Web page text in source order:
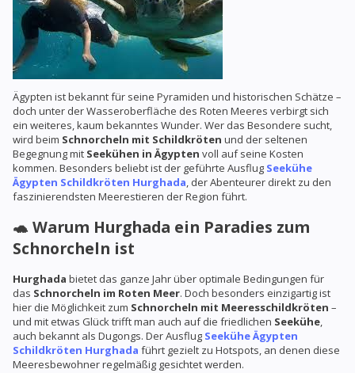
Ägypten ist bekannt für seine Pyramiden und historischen Schätze –
doch unter der Wasseroberfläche des Roten Meeres verbirgt sich
ein weiteres, kaum bekanntes Wunder. Wer das Besondere sucht,
wird beim Schnorcheln mit Schildkröten und der seltenen
Begegnung mit Seekühen in Ägypten voll auf seine Kosten
kommen. Besonders beliebt ist der geführte Ausflug Seekühe
Ägypten Schildkröten Hurghada, der Abenteurer direkt zu den
faszinierendsten Meerestieren der Region führt.
🐢 Warum Hurghada ein Paradies zum
Schnorcheln ist
Hurghada bietet das ganze Jahr über optimale Bedingungen für
das Schnorcheln im Roten Meer. Doch besonders einzigartig ist
hier die Möglichkeit zum Schnorcheln mit Meeresschildkröten –
und mit etwas Glück trifft man auch auf die friedlichen Seekühe,
auch bekannt als Dugongs. Der Ausflug Seekühe Ägypten
Schildkröten Hurghada führt gezielt zu Hotspots, an denen diese
Meeresbewohner regelmäßig gesichtet werden.